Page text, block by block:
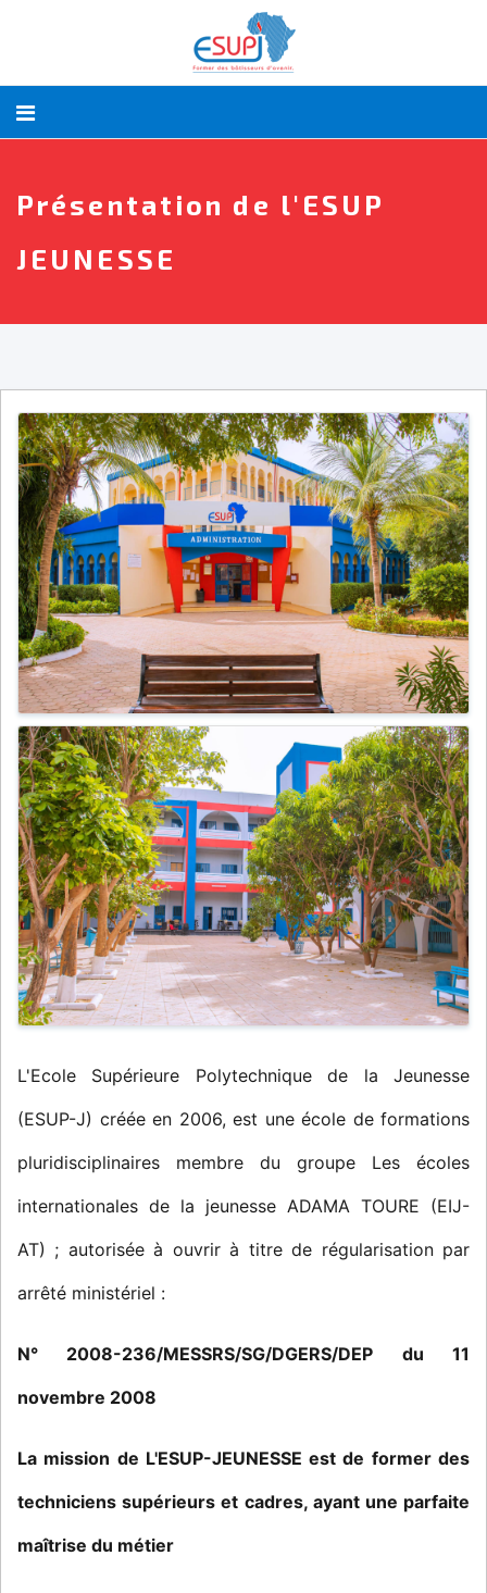
Présentation de l'ESUP
JEUNESSE
L'Ecole Supérieure Polytechnique de la Jeunesse
(ESUP-J) créée en 2006, est une école de formations
pluridisciplinaires membre du groupe Les écoles
internationales de la jeunesse ADAMA TOURE (EIJ-
AT) ; autorisée à ouvrir à titre de régularisation par
arrêté ministériel :
N° 2008-236/MESSRS/SG/DGERS/DEP du 11
novembre 2008
La mission de L'ESUP-JEUNESSE est de former des
techniciens supérieurs et cadres, ayant une parfaite
maîtrise du métier